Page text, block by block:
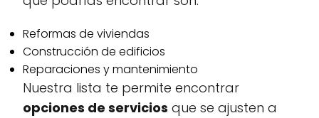
Reformas de viviendas
Construcción de edificios
Reparaciones y mantenimiento
Nuestra lista te permite encontrar
opciones de servicios que se ajusten a